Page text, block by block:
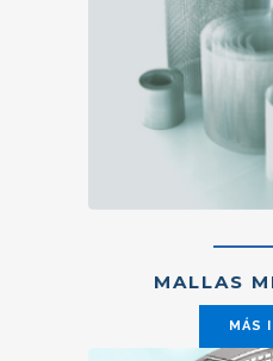
MALLAS
MÁS